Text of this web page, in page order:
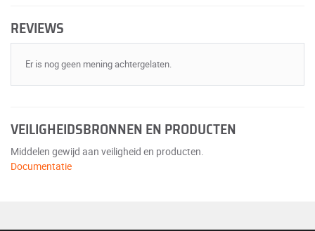
REVIEWS
Er is nog geen mening achtergelaten.
VEILIGHEIDSBRONNEN EN PRODUCTEN
Middelen gewijd aan veiligheid en producten.
Documentatie